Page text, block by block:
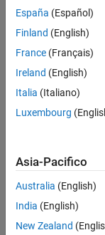
España (Español)
Finland (English)
France (Français)
Ireland (English)
Italia (Italiano)
Luxembourg
Asia-Pacifico
Australia (English)
India (English)
New Zealand
© 1994-2026